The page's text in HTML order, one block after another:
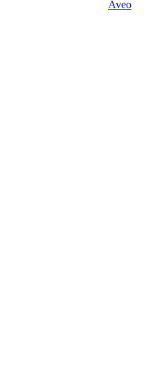
Aveo